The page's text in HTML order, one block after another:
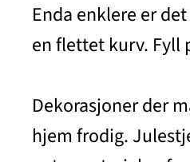
Enda enklere er
en flettet kurv. Fyll
Dekorasjoner der
hjem frodig.